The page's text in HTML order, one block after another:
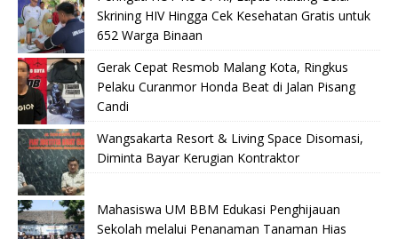
Skrining HIV Hingga Cek Kesehatan Gratis untuk
652 Warga Binaan
Gerak Cepat Resmob Malang Kota, Ringkus
Pelaku Curanmor Honda Beat di Jalan Pisang
Candi
Wangsakarta Resort & Living Space Disomasi,
Diminta Bayar Kerugian Kontraktor
Mahasiswa UM BBM Edukasi Penghijauan
Sekolah melalui Penanaman Tanaman Hias